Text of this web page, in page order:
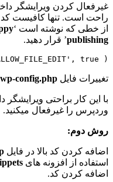
غیرفعال کردن ویرایشگر
راحت است. تنها کافیست کد
از خطی که نوشته است ‘
publishing’ قرار دهید.
true );
تغییرات فایل wp-config.php
با این کار براحتی
وردپرس را غیرفعال میکنید.
روش دوم:
اضافه کردن کد بالا در فایل
استفاده از افزونه های
اضافه کردن کد.